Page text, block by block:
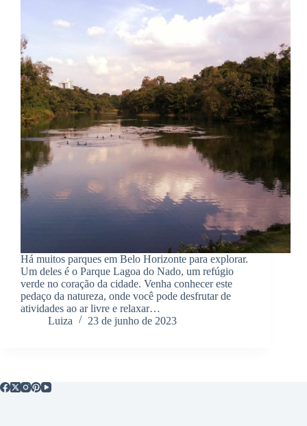
Há muitos parques em Belo Horizonte para explorar.
Um deles é o Parque Lagoa do Nado, um refúgio
verde no coração da cidade. Venha conhecer este
pedaço da natureza, onde você pode desfrutar de
atividades ao ar livre e relaxar…
Luiza
23 de junho de 2023